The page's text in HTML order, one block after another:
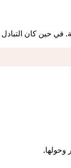
في حين كان التبادل
وحولها.